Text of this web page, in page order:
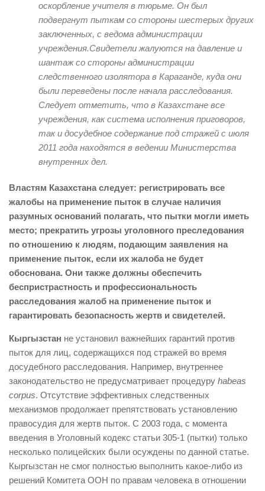
оскорбление учителя в тюрьме. Он был
подвергнут пыткам со стороны шестерых других
заключенных, с ведома администрации
учреждения.Свидетели жалуются на давление и
шантаж со стороны администрации
следственного изолятора в Караганде, куда они
были переведены после начала расследования.
Следует отметить, что в Казахстане все
учреждения, как система исполнения приговоров,
так и досудебное содержание под стражей с июля
2011 года находятся в ведении Министерства
внутренних дел.
Властям Казахстана следует: регистрировать все
жалобы на применение пыток в случае наличия
разумных оснований полагать, что пытки могли иметь
место; прекратить угрозы уголовного преследования
по отношению к людям, подающим заявления на
применение пыток, если их жалоба не будет
обоснована. Они также должны обеспечить
беспристрастность и профессиональность
расследования жалоб на применение пыток и
гарантировать безопасность жертв и свидетелей.
Кыргызстан не установил важнейших гарантий против
пыток для лиц, содержащихся под стражей во время
досудебного расследования. Например, внутреннее
законодательство не предусматривает процедуру habeas
corpus. Отсутствие эффективных следственных
механизмов продолжает препятствовать установлению
правосудия для жертв пыток. С 2003 года, с момента
введения в Уголовный кодекс статьи 305-1 (пытки) только
несколько полицейских были осуждены по данной статье.
Кыргызстан не смог полностью выполнить какое-либо из
решений Комитета ООН по правам человека в отношении